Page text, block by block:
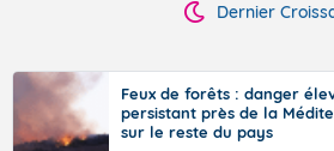
Dernier
Feux de forêts : danger
persistant près de la
sur le reste du pays